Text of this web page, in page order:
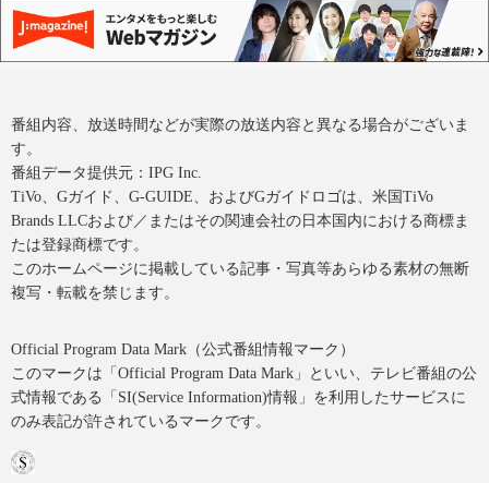
番組内容、放送時間などが実際の放送内容と異なる場合がございま
す。
番組データ提供元：IPG Inc.
TiVo、Gガイド、G-GUIDE、およびGガイドロゴは、米国TiVo
Brands LLCおよび／またはその関連会社の日本国内における商標ま
たは登録商標です。
このホームページに掲載している記事・写真等あらゆる素材の無断
複写・転載を禁じます。
Official Program Data Mark（公式番組情報マーク）
このマークは「Official Program Data Mark」といい、テレビ番組の公
式情報である「SI(Service Information)情報」を利用したサービスに
のみ表記が許されているマークです。